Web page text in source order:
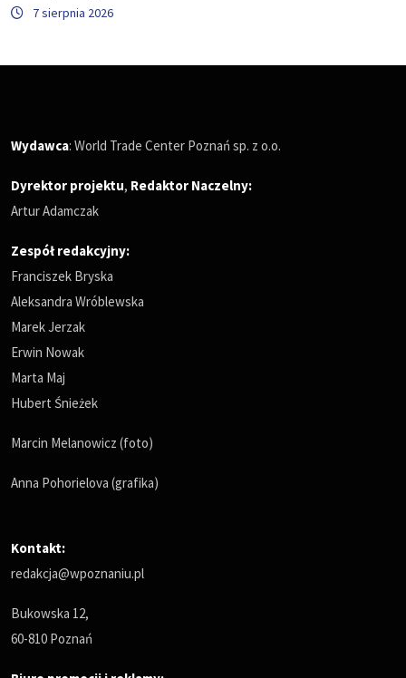
7 sierpnia 2026
Wydawca: World Trade Center Poznań sp. z o.o.
Dyrektor projektu, Redaktor Naczelny:
Artur Adamczak
Zespół redakcyjny:
Franciszek Bryska
Aleksandra Wróblewska
Marek Jerzak
Erwin Nowak
Marta Maj
Hubert Śnieżek
Marcin Melanowicz (foto)
Anna Pohorielova (grafika)
Kontakt:
redakcja@wpoznaniu.pl
Bukowska 12,
60-810 Poznań